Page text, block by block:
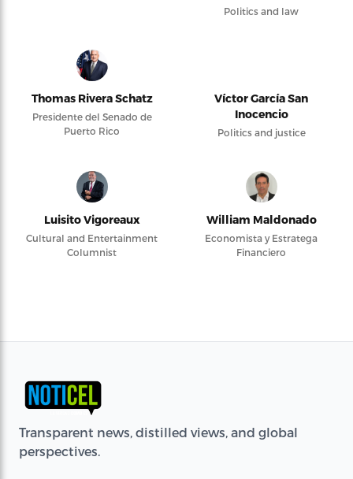
Politics and law
Thomas Rivera Schatz
Presidente del Senado de
Puerto Rico
Víctor García San
Inocencio
Politics and justice
Luisito Vigoreaux
Cultural and Entertainment
Columnist
William Maldonado
Economista y Estratega
Financiero
Transparent news, distilled views, and global
perspectives.